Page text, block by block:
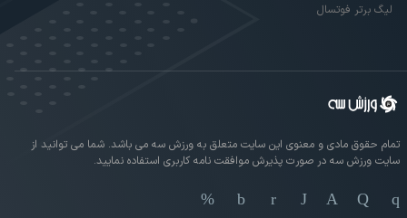
لیگ برتر فوتسال
تمام حقوق مادی و معنوی این سایت متعلق به ورزش سه می باشد. شما می توانید از
سایت ورزش سه در صورت پذیرش موافقت نامه کاربری استفاده نمایید.